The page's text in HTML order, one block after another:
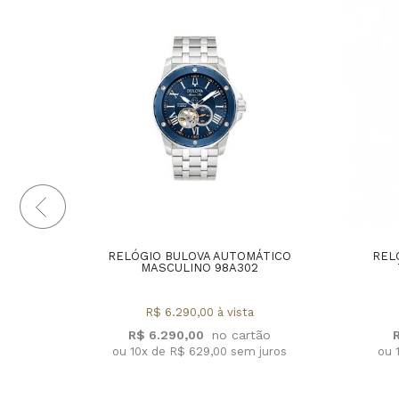
RELÓGIO BULOVA AUTOMÁTICO
MASCULINO 98A302
R$ 6.290,00
R$ 6.290,00 à vista
ou 10x de R$ 629,00 sem juros ou